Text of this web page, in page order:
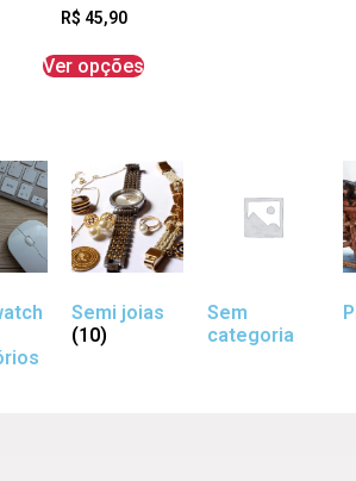
R$ 45,90
Ver opções
Semi joias
(10)
Sem
categoria